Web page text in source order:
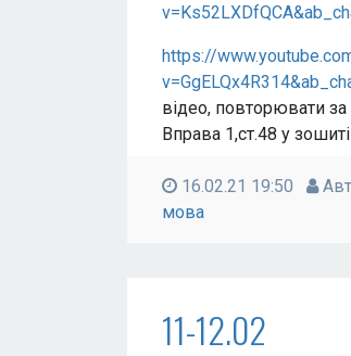
https://
відео, повторювати
Вправа 1,ст.48 у
16.02.21 19:50
мова
11-12.02